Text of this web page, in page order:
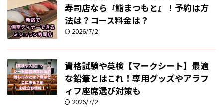
寿司店なら『鮨まつもと』！予約は方
法は？コース料金は？
2026/7/2
資格試験や英検【マークシート】最適
な鉛筆とはこれ！専用グッズやアラフ
ィフ座席選び対策も
2026/7/2